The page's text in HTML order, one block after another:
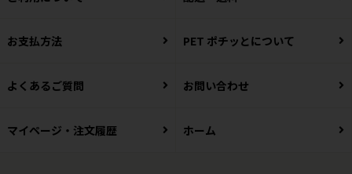
お支払方法 PET ポチッとについて
よくあるご質問 お問い合わせ
マイページ・注文履歴 ホーム